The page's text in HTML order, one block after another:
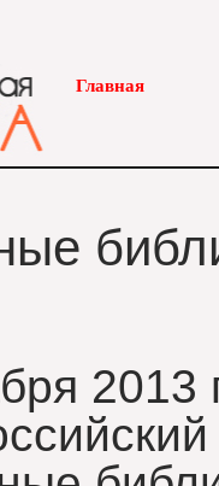
Главная
2013